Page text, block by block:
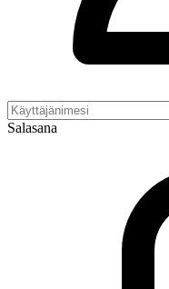
Salasana